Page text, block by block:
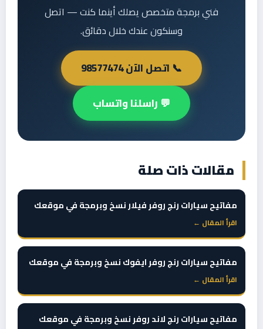
فني برمجة متخصص يصلك أينما كنت — اتصل
وسنكون عندك خلال دقائق.
📞 اتصل الآن 98577474
💬 راسلنا واتساب
مقالات ذات صلة
مفاتيح سيارات رنج روفر فيلار نسخ وبرمجة في موقعك
اقرأ المقال ←
مفاتيح سيارات رنج روفر ايفوك نسخ وبرمجة في موقعك
اقرأ المقال ←
مفاتيح سيارات رنج لاند روفر نسخ وبرمجة في موقعك